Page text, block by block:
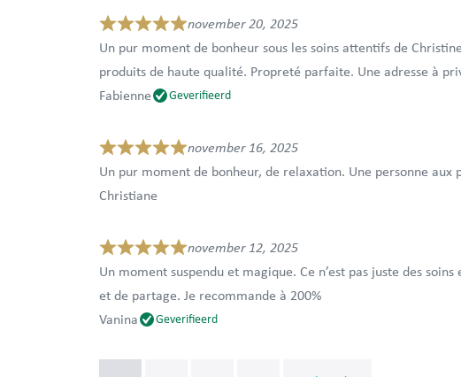
november 20, 2025
Un pur moment de bonheur sous les soins attentifs de
produits de haute qualité. Propreté parfaite. Une adresse à
Fabienne
Geverifieerd
november 16, 2025
Un pur moment de bonheur, de relaxation. Une personne aux
Christiane
november 12, 2025
Un moment suspendu et magique. Ce n’est pas juste des soins
et de partage. Je recommande à 200%
Vanina
Geverifieerd